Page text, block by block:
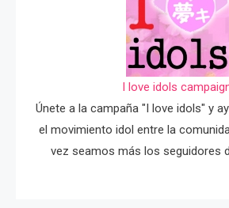
I love idols
Únete a la campaña "I love idols" y
el movimiento idol entre la
vez seamos más los seguidores